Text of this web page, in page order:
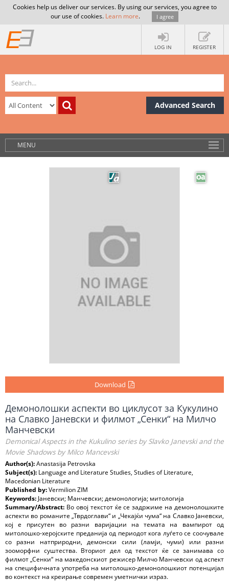
Cookies help us deliver our services. By using our services, you agree to
our use of cookies. Learn more. I agree
LOG IN REGISTER
Advanced Search
MENU
Download
Демонолошки аспекти во циклусот за Кукулино
на Славко Јаневски и филмот „Сенки“ на Милчо
Манчевски
Demonical Aspects in the Kukulino series by Slavko Janevski and the
Movie Shadows by Milco Mancevski
Author(s):Anastasija Petrovska
Subject(s): Language and Literature Studies, Studies of Literature,
Macedonian Literature
Published by:Vermilion ZIM
Keywords: Јаневски; Манчевски; демонологија; митологија
Summary/Abstract: Во овој текстот ќе се задржиме на демонолошките
аспекти во романите „Тврдоглави“ и „Чекајќи чума“ на Славко Јаневски,
кој е присутен во разни варијации на темата на вампирот од
митолошко-херојските преданија од периодот кога луѓето се соочувале
со разни натприродни, демонски сили (ламји, чуми) или разни
зооморфни суштества. Вториот дел од текстот ќе се занимава со
филмот „Сенки“ на македонскиот режисер Милчо Манчевски од аспект
на специфичната употреба на митолошко-демонолошкиот потенцијал
во контекст на креирање современ уметнички израз.